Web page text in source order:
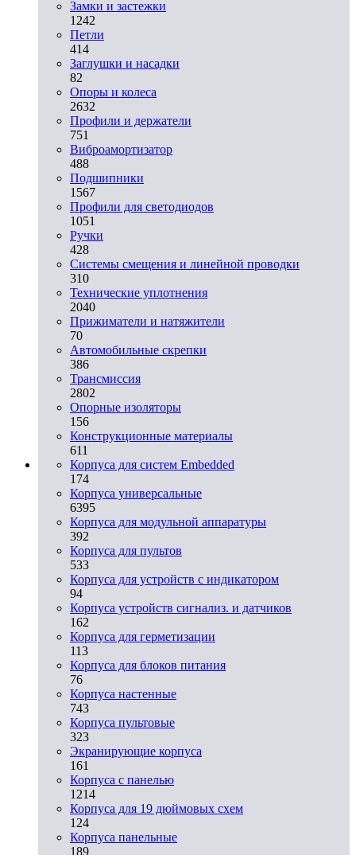
Замки и застежки
1242
Петли
414
Заглушки и насадки
82
Опоры и колеса
2632
Профили и держатели
751
Виброамортизатор
488
Подшипники
1567
Профили для светодиодов
1051
Ручки
428
Системы смещения и линейной проводки
310
Технические уплотнения
2040
Прижиматели и натяжители
70
Автомобильные скрепки
386
Трансмиссия
2802
Опорные изоляторы
156
Конструкционные материалы
611
Корпуса для систем Embedded
174
Корпуса универсальные
6395
Корпуса для модульной аппаратуры
392
Корпуса для пультов
533
Корпуса для устройств с индикатором
94
Корпуса устройств сигнализ. и датчиков
162
Корпуса для герметизации
113
Корпуса для блоков питания
76
Корпуса настенные
743
Корпуса пультовые
323
Экранирующие корпуса
161
Корпуса с панелью
1214
Корпуса для 19 дюймовых схем
124
Корпуса панельные
189